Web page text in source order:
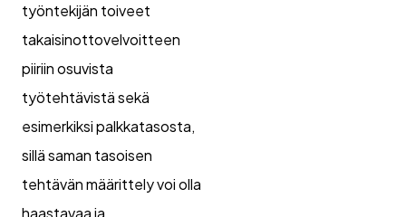
työntekijän toiveet
takaisinottovelvoitteen
piiriin osuvista
työtehtävistä sekä
esimerkiksi palkkatasosta,
sillä saman tasoisen
tehtävän määrittely voi olla